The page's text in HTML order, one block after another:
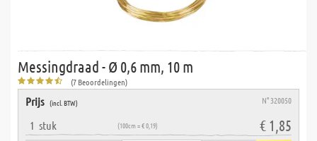
Messingdraad - Ø 0,6 mm, 10 m
(7 Beoordelingen)
Prijs (incl. BTW) N° 320050
1 stuk (100cm = € 0,19) € 1,85